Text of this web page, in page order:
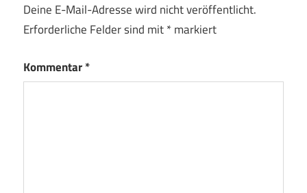
Deine E-Mail-Adresse wird nicht veröffentlicht.
Erforderliche Felder sind mit*markiert
Kommentar*